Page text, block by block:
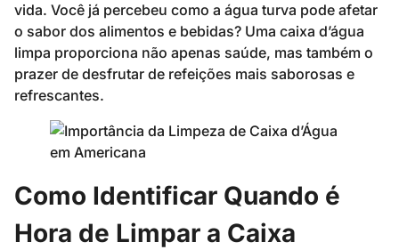
vida. Você já percebeu como a água turva pode afetar
o sabor dos alimentos e bebidas? Uma caixa d’água
limpa proporciona não apenas saúde, mas também o
prazer de desfrutar de refeições mais saborosas e
refrescantes.
Como Identificar Quando é
Hora de Limpar a Caixa